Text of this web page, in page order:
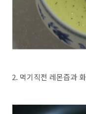
2. 먹기직전 레몬즙과